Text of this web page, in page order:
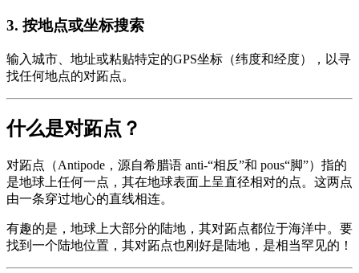
3. 按地点或坐标搜索
输入城市、地址或粘贴特定的GPS坐标（纬度和经度），以寻
找任何地点的对跖点。
什么是对跖点？
对跖点（Antipode，源自希腊语 anti-“相反”和 pous“脚”）指的
是地球上任何一点，其在地球表面上呈直径相对的点。这两点
由一条穿过地心的直线相连。
有趣的是，地球上大部分的陆地，其对跖点都位于海洋中。要
找到一个陆地位置，其对跖点也刚好是陆地，是相当罕见的！